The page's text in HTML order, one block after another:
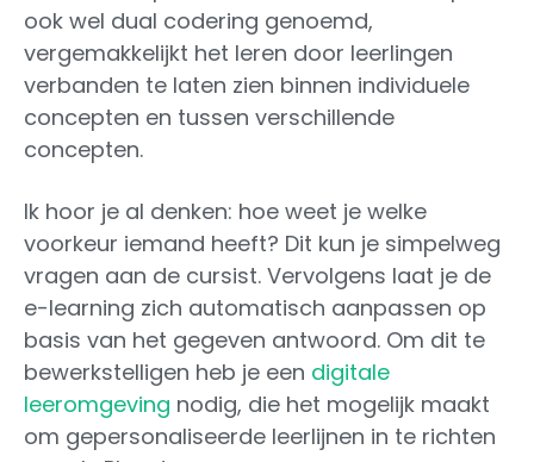
ook wel dual codering genoemd,
vergemakkelijkt het leren door leerlingen
verbanden te laten zien binnen individuele
concepten en tussen verschillende
concepten.
Ik hoor je al denken: hoe weet je welke
voorkeur iemand heeft? Dit kun je simpelweg
vragen aan de cursist. Vervolgens laat je de
e-learning zich automatisch aanpassen op
basis van het gegeven antwoord. Om dit te
bewerkstelligen heb je een digitale
leeromgeving nodig, die het mogelijk maakt
om gepersonaliseerde leerlijnen in te richten